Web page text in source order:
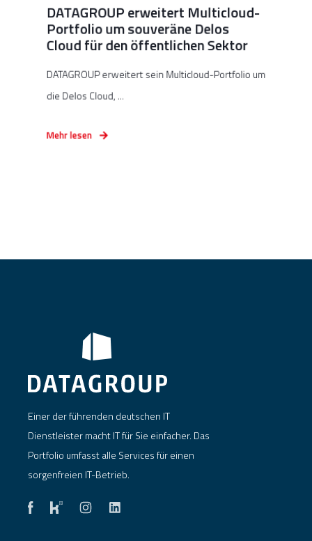
DATAGROUP erweitert Multicloud-
Portfolio um souveräne Delos
Cloud für den öffentlichen Sektor
DATAGROUP erweitert sein Multicloud-Portfolio um
die Delos Cloud, ...
Mehr lesen
Einer der führenden deutschen IT
Dienstleister macht IT für Sie einfacher. Das
Portfolio umfasst alle Services für einen
sorgenfreien IT-Betrieb.